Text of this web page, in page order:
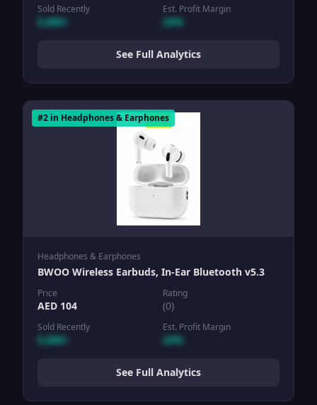
Sold Recently
5,000+
Est. Profit Margin
24%
See Full Analytics
#2 in Headphones & Earphones
Headphones & Earphones
BWOO Wireless Earbuds, In-Ear Bluetooth v5.3
Price
AED 104
Rating
(0)
Sold Recently
5,000+
Est. Profit Margin
24%
See Full Analytics